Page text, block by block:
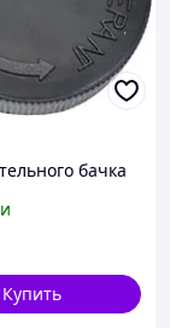
бачка
Купить